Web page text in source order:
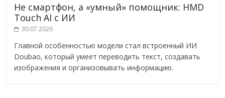
Не смартфон, а «умный» помощник: HMD
Touch AI с ИИ
30.07.2026
Главной особенностью модели стал встроенный ИИ
Doubao, который умеет переводить текст, создавать
изображения и организовывать информацию.